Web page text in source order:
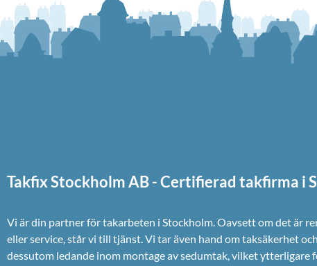
Takfix Stockholm AB - Certifierad takfirma i
Vi är din partner för takarbeten i Stockholm. Oavsett om det är
eller service, står vi till tjänst. Vi tar även hand om taksäkerhet
dessutom ledande inom montage av sedumtak, vilket ytterligare